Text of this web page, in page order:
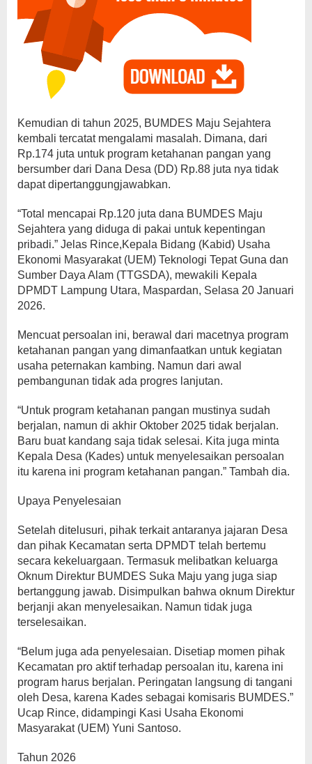
Kemudian di tahun 2025, BUMDES Maju Sejahtera
kembali tercatat mengalami masalah. Dimana, dari
Rp.174 juta untuk program ketahanan pangan yang
bersumber dari Dana Desa (DD) Rp.88 juta nya tidak
dapat dipertanggungjawabkan.
“Total mencapai Rp.120 juta dana BUMDES Maju
Sejahtera yang diduga di pakai untuk kepentingan
pribadi.” Jelas Rince,Kepala Bidang (Kabid) Usaha
Ekonomi Masyarakat (UEM) Teknologi Tepat Guna dan
Sumber Daya Alam (TTGSDA), mewakili Kepala
DPMDT Lampung Utara, Maspardan, Selasa 20 Januari
2026.
Mencuat persoalan ini, berawal dari macetnya program
ketahanan pangan yang dimanfaatkan untuk kegiatan
usaha peternakan kambing. Namun dari awal
pembangunan tidak ada progres lanjutan.
“Untuk program ketahanan pangan mustinya sudah
berjalan, namun di akhir Oktober 2025 tidak berjalan.
Baru buat kandang saja tidak selesai. Kita juga minta
Kepala Desa (Kades) untuk menyelesaikan persoalan
itu karena ini program ketahanan pangan.” Tambah dia.
Upaya Penyelesaian
Setelah ditelusuri, pihak terkait antaranya jajaran Desa
dan pihak Kecamatan serta DPMDT telah bertemu
secara kekeluargaan. Termasuk melibatkan keluarga
Oknum Direktur BUMDES Suka Maju yang juga siap
bertanggung jawab. Disimpulkan bahwa oknum Direktur
berjanji akan menyelesaikan. Namun tidak juga
terselesaikan.
“Belum juga ada penyelesaian. Disetiap momen pihak
Kecamatan pro aktif terhadap persoalan itu, karena ini
program harus berjalan. Peringatan langsung di tangani
oleh Desa, karena Kades sebagai komisaris BUMDES.”
Ucap Rince, didampingi Kasi Usaha Ekonomi
Masyarakat (UEM) Yuni Santoso.
Tahun 2026